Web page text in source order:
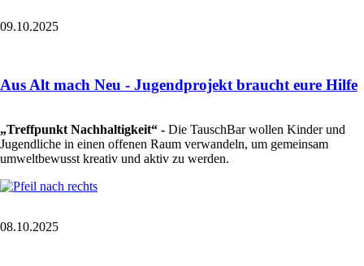
09.10.2025
Aus Alt mach Neu - Jugendprojekt braucht eure Hilfe
„Treffpunkt Nachhaltigkeit“ - Die TauschBar wollen Kinder und
Jugendliche in einen offenen Raum verwandeln, um gemeinsam
umweltbewusst kreativ und aktiv zu werden.
08.10.2025